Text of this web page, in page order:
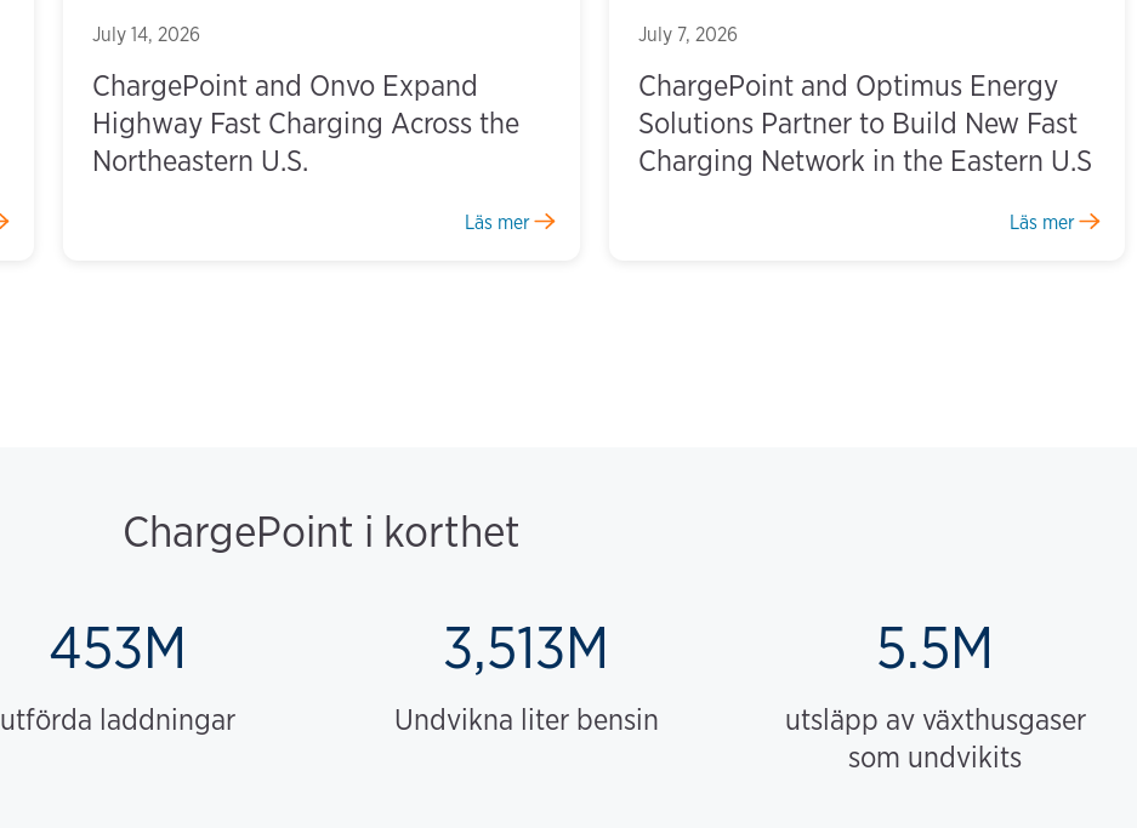
July 14, 2026
ChargePoint and Onvo Expand
Highway Fast Charging Across the
Northeastern U.S.
Läs mer
July 7, 2026
ChargePoint and Optimus Energy
Solutions Partner to Build New Fast
Charging Network in the Eastern U.S
Läs mer
ChargePoint i korthet
453M
utförda laddningar
3,513M
Undvikna liter bensin
5.5M
utsläpp av växthusgaser
som undvikits